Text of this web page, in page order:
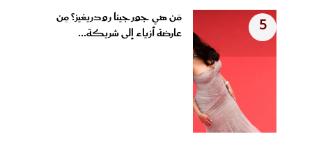
5
مَن هي جورجينا رودريغيز؟ مِن
عارضة أزياء إلى شريكة...